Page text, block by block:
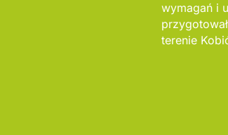
wymagań i
terenie